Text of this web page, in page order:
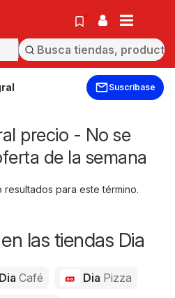
Suscríbase
precio - No se
de la semana
para este término.
las tiendas Dia
Dia Café Dia Pizza